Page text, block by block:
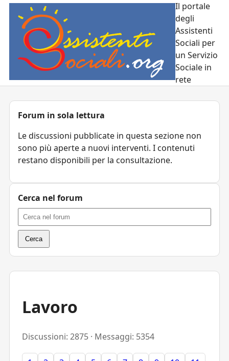
Il portale
degli
Assistenti
Sociali per
un Servizio
Sociale in
rete
Lavoro
Discussioni: 2875 · Messaggi: 5354
Forum in sola lettura
Le discussioni pubblicate in questa sezione non
sono più aperte a nuovi interventi. I contenuti
restano disponibili per la consultazione.
Cerca nel forum
Cerca